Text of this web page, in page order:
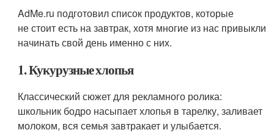
AdMe.ru подготовил список продуктов, которые
не стоит есть на завтрак, хотя многие из нас привыкли
начинать свой день именно с них.
1. Кукурузные хлопья
Классический сюжет для рекламного ролика:
школьник бодро насыпает хлопья в тарелку, заливает
молоком, вся семья завтракает и улыбается.